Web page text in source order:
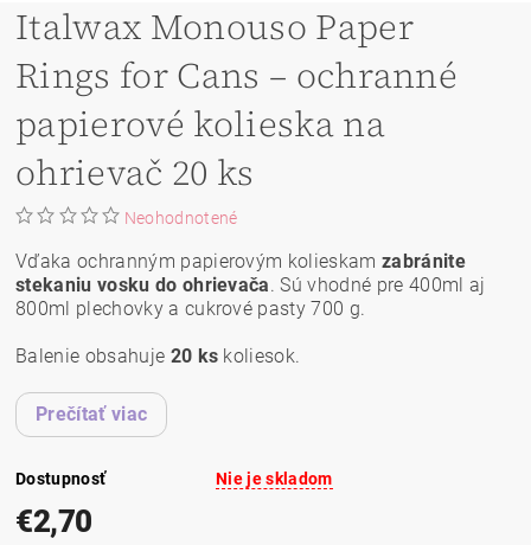
Italwax Monouso Paper
Rings for Cans – ochranné
papierové kolieska na
ohrievač 20 ks
Neohodnotené
Vďaka ochranným papierovým kolieskam zabránite
stekaniu vosku do ohrievača. Sú vhodné pre 400ml aj
800ml plechovky a cukrové pasty 700 g.
Balenie obsahuje 20 ks koliesok.
Prečítať viac
Dostupnosť Nie je skladom
€2,70